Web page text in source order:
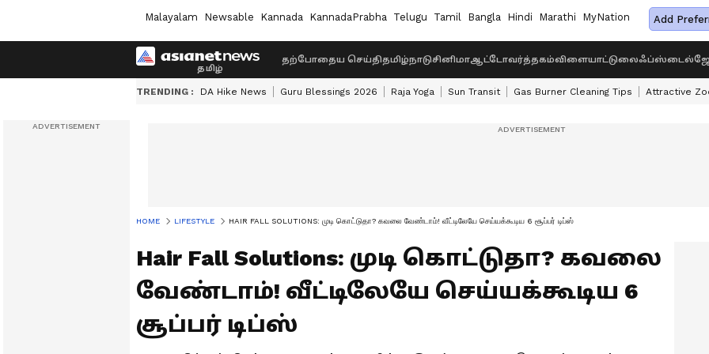
Malayalam Newsable Kannada KannadaPrabha Telugu Tamil Bangla Hindi Marathi MyNation Add
தற்போதைய செய்திதமிழ்நாடுசினிமாஆட்டோவர்த்தகம்விளையாட்டுலைஃப்ஸ்டைல்
TRENDING : DA Hike News Guru Blessings 2026 Raja Yoga Sun Transit Gas Burner Cleaning Tips Attractive
HOME LIFESTYLE HAIR FALL SOLUTIONS: முடி கொட்டுதா? கவலை வேண்டாம்! வீட்டிலேயே செய்யக்கூடிய 6 சூப்பர் டிப்ஸ்
Hair Fall Solutions: முடி கொட்டுதா? கவலை
வேண்டாம்! வீட்டிலேயே செய்யக்கூடிய 6
சூப்பர் டிப்ஸ்